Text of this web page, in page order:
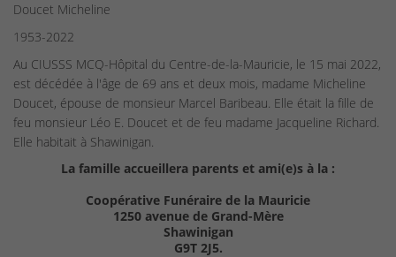
Doucet Micheline
1953-2022
Au CIUSSS MCQ-Hôpital du Centre-de-la-Mauricie, le 15 mai 2022,
est décédée à l'âge de 69 ans et deux mois, madame Micheline
Doucet, épouse de monsieur Marcel Baribeau. Elle était la fille de
feu monsieur Léo E. Doucet et de feu madame Jacqueline Richard.
Elle habitait à Shawinigan.
La famille accueillera parents et ami(e)s à la :
Coopérative Funéraire de la Mauricie
1250 avenue de Grand-Mère
Shawinigan
G9T 2J5.